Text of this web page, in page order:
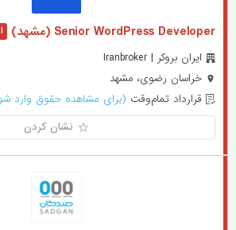
Senior WordPress Developer (مشهد)
ایران بروکر | Iranbroker
خراسان رضوی، مشهد
قرارداد تمام‌وقت (برای مشاهده حقوق وارد
نشان کردن